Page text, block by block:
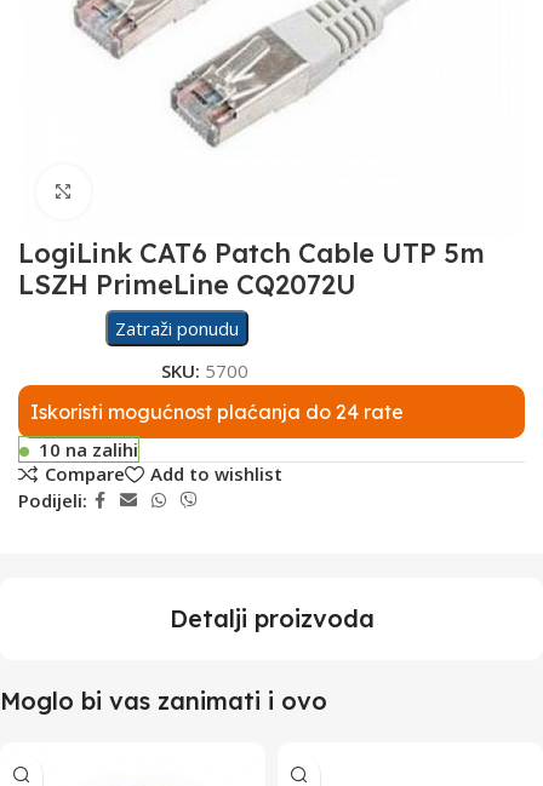
LogiLink CAT6 Patch Cable UTP 5m
LSZH PrimeLine CQ2072U
Zatraži ponudu
SKU: 5700
Iskoristi mogućnost plaćanja do 24 rate
10 na zalihi
Compare
Add to wishlist
Podijeli:
Detalji proizvoda
Moglo bi vas zanimati i ovo